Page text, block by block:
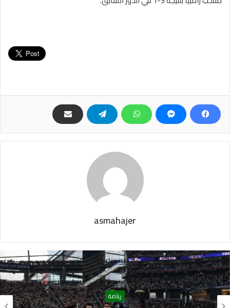
asmahajer
رياضة